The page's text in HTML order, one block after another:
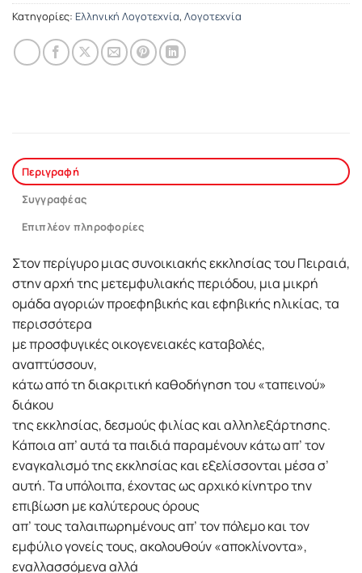
Κατηγορίες: Ελληνική Λογοτεχνία, Λογοτεχνία
Περιγραφή
Συγγραφέας
Επιπλέον πληροφορίες
Στον περίγυρο μιας συνοικιακής εκκλησίας του Πειραιά,
στην αρχή της μετεμφυλιακής περιόδου, μια μικρή
ομάδα αγοριών προεφηβικής και εφηβικής ηλικίας, τα
περισσότερα
με προσφυγικές οικογενειακές καταβολές,
αναπτύσσουν,
κάτω από τη διακριτική καθοδήγηση του «ταπεινού»
διάκου
της εκκλησίας, δεσμούς φιλίας και αλληλεξάρτησης.
Κάποια απ’ αυτά τα παιδιά παραμένουν κάτω απ’ τον
εναγκαλισμό της εκκλησίας και εξελίσσονται μέσα σ’
αυτή. Τα υπόλοιπα, έχοντας ως αρχικό κίνητρο την
επιβίωση με καλύτερους όρους
απ’ τους ταλαιπωρημένους απ’ τον πόλεμο και τον
εμφύλιο γονείς τους, ακολουθούν «αποκλίνοντα»,
εναλλασσόμενα αλλά